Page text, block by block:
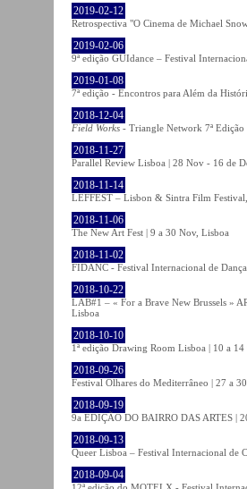
2019-02-12
Retrospectiva "O Cinema de Michael
2019-02-06
9ª edição GUIdance – Festival
2019-01-08
7ª edição - Encontros para Além da
2018-12-04
Field Works - Triangle Network 7ª Edição
2018-11-27
Parallel Review Lisboa | 28 Nov - 16 de
2018-11-14
LEFFEST – Lisbon & Sintra Film
2018-11-06
The New Art Fest | 9 a 30 Nov, Lisboa
2018-11-02
FIDANC - Festival Internacional de
2018-10-22
LAB#1 – « For a Brave New Brussels »
Lisboa
2018-10-10
1ª edição Drawing Room Lisboa | 10 a
2018-09-26
Festival Olhares do Mediterrâneo | 27 a
2018-09-19
9a EDIÇÃO DO BAIRRO DAS ARTES |
2018-09-13
Queer Lisboa – Festival Internacional de
2018-09-04